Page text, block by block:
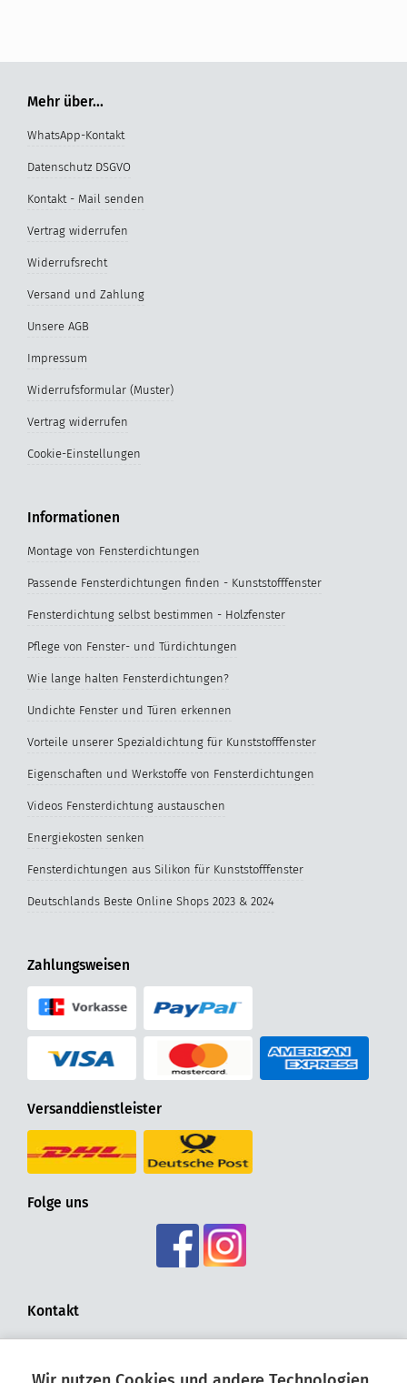
Mehr über...
WhatsApp-Kontakt
Datenschutz DSGVO
Kontakt - Mail senden
Vertrag widerrufen
Widerrufsrecht
Versand und Zahlung
Unsere AGB
Impressum
Widerrufsformular (Muster)
Vertrag widerrufen
Cookie-Einstellungen
Informationen
Montage von Fensterdichtungen
Passende Fensterdichtungen finden - Kunststofffenster
Fensterdichtung selbst bestimmen - Holzfenster
Pflege von Fenster- und Türdichtungen
Wie lange halten Fensterdichtungen?
Undichte Fenster und Türen erkennen
Vorteile unserer Spezialdichtung für Kunststofffenster
Eigenschaften und Werkstoffe von Fensterdichtungen
Videos Fensterdichtung austauschen
Energiekosten senken
Fensterdichtungen aus Silikon für Kunststofffenster
Deutschlands Beste Online Shops 2023 & 2024
Zahlungsweisen
Versanddienstleister
Folge uns
Kontakt
Fensterdichtungen.org
Hohldrift 17